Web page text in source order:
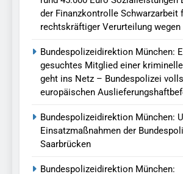
der Finanzkontrolle Schwarzarbeit
rechtskräftiger Verurteilung wegen
Bundespolizeidirektion München:
gesuchtes Mitglied einer
geht ins Netz – Bundespolizei
europäischen
Bundespolizeidirektion München:
Einsatzmaßnahmen der
Saarbrücken
Bundespolizeidirektion München: